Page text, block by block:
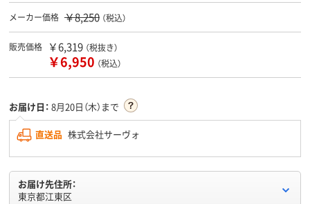
メーカー価格 ￥8,250 （税込）
販売価格 ￥6,319 （税抜き）
￥6,950 （税込）
お届け日： 8月20日（木）まで
直送品 株式会社サーヴォ
お届け先住所：
東京都江東区